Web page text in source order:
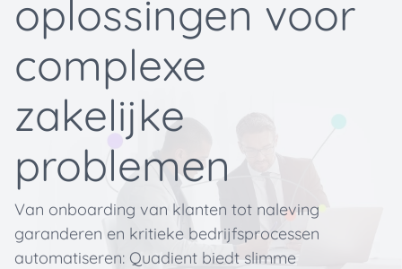
oplossingen voor
complexe
zakelijke
problemen
Van onboarding van klanten tot naleving
garanderen en kritieke bedrijfsprocessen
automatiseren: Quadient biedt slimme